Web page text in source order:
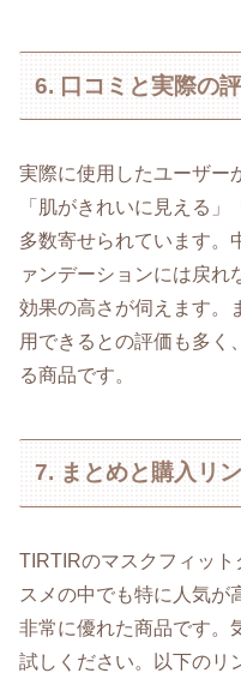
6. 口コミと実際の
実際に使用したユーザー
「肌がきれいに見える
多数寄せられています。
ァンデーションには戻れ
効果の高さが伺えます。
用できるとの評価も多く
る商品です。
7. まとめと購入リ
TIRTIRのマスクフィッ
スメの中でも特に人気が
非常に優れた商品です。
試しください。以下のリ